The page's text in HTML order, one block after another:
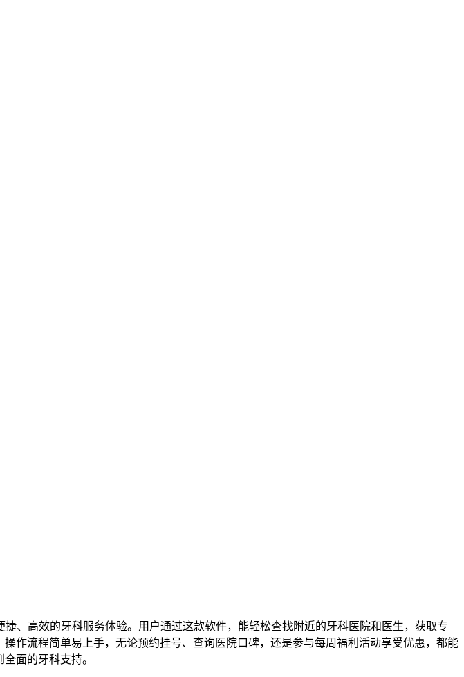
、高效的牙科服务体验。用户通过这款软件，能轻松查找附近的牙科医院和医生，获取专
作流程简单易上手，无论预约挂号、查询医院口碑，还是参与每周福利活动享受优惠，都能
面的牙科支持。